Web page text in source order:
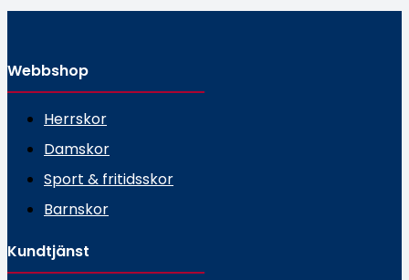
Webbshop
Herrskor
Damskor
Sport & fritidsskor
Barnskor
Kundtjänst